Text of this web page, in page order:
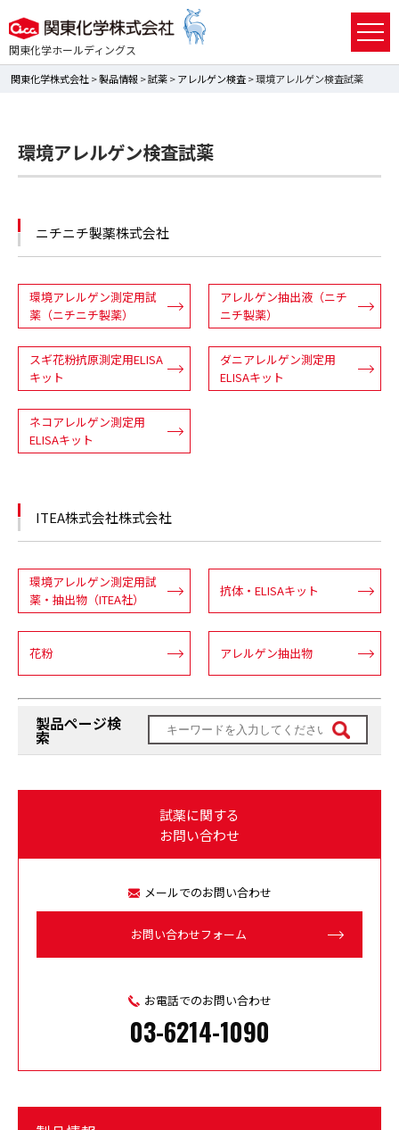
関東化学ホールディングス
関東化学株式会社>製品情報>試薬>アレルゲン検査> 環境アレルゲン検査試薬
環境アレルゲン検査試薬
ニチニチ製薬株式会社
環境アレルゲン測定用試
薬（ニチニチ製薬）
アレルゲン抽出液（ニチ
ニチ製薬）
スギ花粉抗原測定用ELISA
キット
ダニアレルゲン測定用
ELISAキット
ネコアレルゲン測定用
ELISAキット
ITEA株式会社株式会社
環境アレルゲン測定用試
薬・抽出物（ITEA社）
抗体・ELISAキット
花粉 アレルゲン抽出物
製品ページ検
索
試薬に関する
お問い合わせ
メールでのお問い合わせ
お問い合わせフォーム
お電話でのお問い合わせ
03-6214-1090